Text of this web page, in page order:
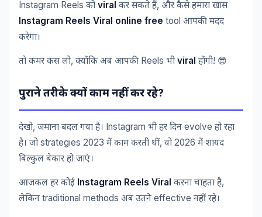
Instagram Reels को viral कर सकते हैं, और कैसे हमारा खास
Instagram Reels Viral online free tool आपकी मदद
करेगा।
तो कमर कस लो, क्योंकि अब आपकी Reels भी viral होंगी! 😎
पुरानेतरीकेक्योंकामनहींकररहे?
देखो, जमाना बदल गया है। Instagram भी हर दिन evolve हो रहा
है। जो strategies 2023 में काम करती थीं, वो 2026 में शायद
बिल्कुल बेकार हो जाएं।
आजकल हर कोई Instagram Reels Viral करना चाहता है,
लेकिन traditional methods अब उतने effective नहीं रहे।